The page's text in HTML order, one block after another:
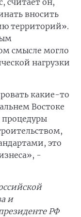
считает он,
вносить
территорий».
смысле могло
нагрузки
какие-то
Востоке
это
-
и
РФ